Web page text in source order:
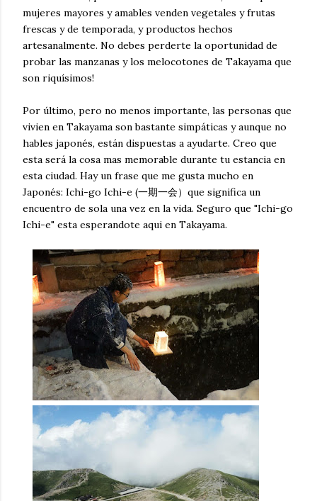
mujeres mayores y amables venden vegetales y frutas
frescas y de temporada, y productos hechos
artesanalmente. No debes perderte la oportunidad de
probar las manzanas y los melocotones de Takayama que
son riquísimos!
Por último, pero no menos importante, las personas que
vivien en Takayama son bastante simpáticas y aunque no
hables japonés, están dispuestas a ayudarte. Creo que
esta será la cosa mas memorable durante tu estancia en
esta ciudad. Hay un frase que me gusta mucho en
Japonés: Ichi-go Ichi-e (一期一会）que significa un
encuentro de sola una vez en la vida. Seguro que "Ichi-go
Ichi-e" esta esperandote aqui en Takayama.